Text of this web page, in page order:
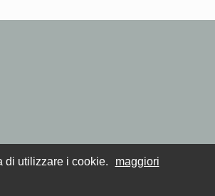
di utilizzare i cookie.
maggiori